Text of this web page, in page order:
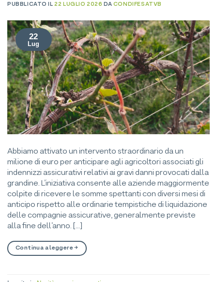
PUBBLICATO IL22 LUGLIO 2026 DACONDIFESATVB
22
Lug
Abbiamo attivato un intervento straordinario da un
milione di euro per anticipare agli agricoltori associati gli
indennizzi assicurativi relativi ai gravi danni provocati dalla
grandine. L’iniziativa consente alle aziende maggiormente
colpite di ricevere le somme spettanti con diversi mesi di
anticipo rispetto alle ordinarie tempistiche di liquidazione
delle compagnie assicurative, generalmente previste
alla fine dell’anno. […]
Continua a leggere→